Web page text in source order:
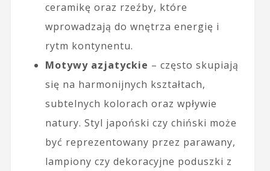
ceramikę oraz rzeźby, które
wprowadzają do wnętrza energię i
rytm kontynentu.
Motywy azjatyckie – często skupiają
się na harmonijnych kształtach,
subtelnych kolorach oraz wpływie
natury. Styl japoński czy chiński może
być reprezentowany przez parawany,
lampiony czy dekoracyjne poduszki z